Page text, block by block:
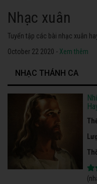
Nhạc xuân
Tuyển tập các bài nhạc xuân
October 22 2020 - Xem thêm
NHẠC THÁNH CA